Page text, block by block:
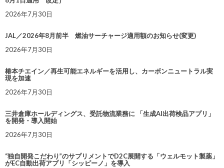
2026年7月30日
JAL／2026年8月前半 燃油サーチャージ適用額のお知らせ(変更)
2026年7月30日
椿本チエイン／再生可能エネルギーを活用し、カーボンニュートラル実
現を加速
2026年7月30日
三井倉庫ホールディングス、受託物流業務に 「生成AI出荷検品アプリ」
を開発・導入開始
2026年7月30日
“独自開発こだわり”のサプリメントでD2C展開する「ウェルモット製薬」
がEC自動出荷アプリ「シッピーノ」を導入